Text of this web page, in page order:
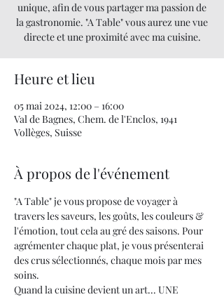
unique, afin de vous partager ma passion de
la gastronomie. "A Table" vous aurez une vue
directe et une proximité avec ma cuisine.
Heure et lieu
05 mai 2024, 12:00 – 16:00
Val de Bagnes, Chem. de l'Enclos, 1941
Vollèges, Suisse
À propos de l'événement
"A Table" je vous propose de voyager à
travers les saveurs, les goûts, les couleurs &
l'émotion, tout cela au gré des saisons. Pour
agrémenter chaque plat, je vous présenterai
des crus sélectionnés, chaque mois par mes
soins.
Quand la cuisine devient un art... UNE